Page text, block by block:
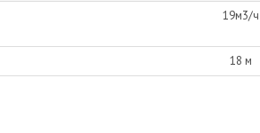
19м3/ч
18 м